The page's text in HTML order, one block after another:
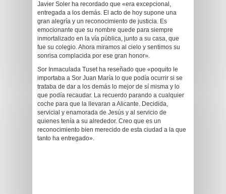
Javier Soler ha recordado que «era excepcional,
entregada a los demás. El acto de hoy supone una
gran alegría y un reconocimiento de justicia. Es
emocionante que su nombre quede para siempre
inmortalizado en la vía pública, junto a su casa, que
fue su colegio. Ahora miramos al cielo y sentimos su
sonrisa complacida por ese gran honor».
Sor Inmaculada Tuset ha reseñado que «poquito le
importaba a Sor Juan María lo que podía ocurrir si se
trataba de dar a los demás lo mejor de sí misma y lo
que podía recaudar. La recuerdo parando a cualquier
coche para que la llevaran a Alicante. Decidida,
servicial y enamorada de Jesús y al servicio de
quienes tenía a su alrededor. Creo que es un
reconocimiento bien merecido de esta ciudad a la que
tanto ha entregado».